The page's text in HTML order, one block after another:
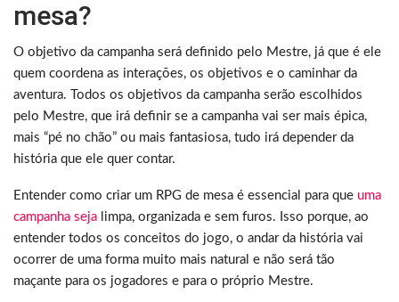
mesa?
O objetivo da campanha será definido pelo Mestre, já que é ele
quem coordena as interações, os objetivos e o caminhar da
aventura. Todos os objetivos da campanha serão escolhidos
pelo Mestre, que irá definir se a campanha vai ser mais épica,
mais “pé no chão” ou mais fantasiosa, tudo irá depender da
história que ele quer contar.
Entender como criar um RPG de mesa é essencial para que uma
campanha seja limpa, organizada e sem furos. Isso porque, ao
entender todos os conceitos do jogo, o andar da história vai
ocorrer de uma forma muito mais natural e não será tão
maçante para os jogadores e para o próprio Mestre.